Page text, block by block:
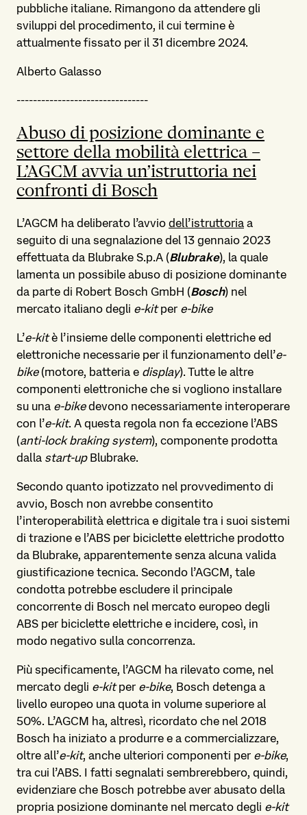
pubbliche italiane. Rimangono da attendere gli
sviluppi del procedimento, il cui termine è
attualmente fissato per il 31 dicembre 2024.
Alberto Galasso
--------------------------------
Abuso di posizione dominante e
settore della mobilità elettrica –
L’AGCM avvia un’istruttoria nei
confronti di Bosch
L’AGCM ha deliberato l’avvio dell’istruttoria a
seguito di una segnalazione del 13 gennaio 2023
effettuata da Blubrake S.p.A (Blubrake), la quale
lamenta un possibile abuso di posizione dominante
da parte di Robert Bosch GmbH (Bosch) nel
mercato italiano degli e-kitper e-bike
L’e-kitè l’insieme delle componenti elettriche ed
elettroniche necessarie per il funzionamento dell’e-
bike(motore, batteria e display). Tutte le altre
componenti elettroniche che si vogliono installare
su una e-bikedevono necessariamente interoperare
con l’e-kit. A questa regola non fa eccezione l’ABS
(anti-lock braking system), componente prodotta
dalla start-upBlubrake.
Secondo quanto ipotizzato nel provvedimento di
avvio, Bosch non avrebbe consentito
l’interoperabilità elettrica e digitale tra i suoi sistemi
di trazione e l’ABS per biciclette elettriche prodotto
da Blubrake, apparentemente senza alcuna valida
giustificazione tecnica. Secondo l’AGCM, tale
condotta potrebbe escludere il principale
concorrente di Bosch nel mercato europeo degli
ABS per biciclette elettriche e incidere, così, in
modo negativo sulla concorrenza.
Più specificamente, l’AGCM ha rilevato come, nel
mercato degli e-kitper e-bike, Bosch detenga a
livello europeo una quota in volume superiore al
50%. L’AGCM ha, altresì, ricordato che nel 2018
Bosch ha iniziato a produrre e a commercializzare,
oltre all’e-kit, anche ulteriori componenti per e-bike,
tra cui l’ABS. I fatti segnalati sembrerebbero, quindi,
evidenziare che Bosch potrebbe aver abusato della
propria posizione dominante nel mercato degli e-kit